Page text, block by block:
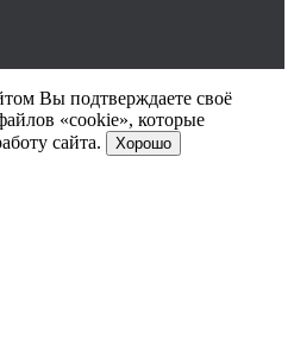
Вы подтверждаете своё
«cookie», которые
сайта.
Хорошо